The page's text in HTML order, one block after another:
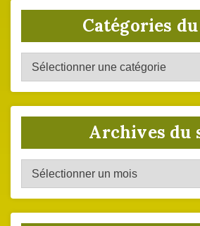
Catégories
Catégories
du
site
Archives du
Archives
du
site